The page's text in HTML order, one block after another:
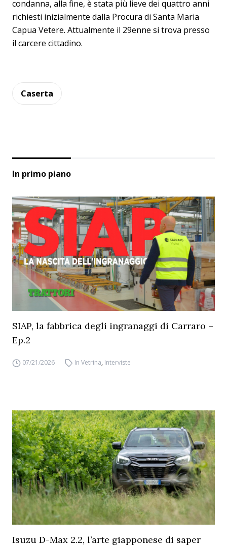
condanna, alla fine, è stata più lieve dei quattro anni
richiesti inizialmente dalla Procura di Santa Maria
Capua Vetere. Attualmente il 29enne si trova presso
il carcere cittadino.
Caserta
In primo piano
SIAP, la fabbrica degli ingranaggi di Carraro –
Ep.2
07/21/2026 In Vetrina, Interviste
Isuzu D-Max 2.2, l’arte giapponese di saper